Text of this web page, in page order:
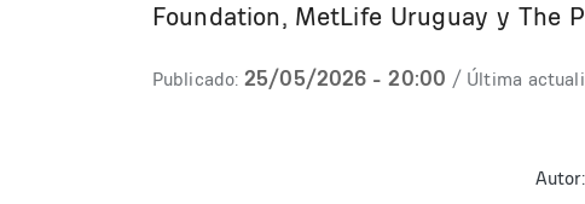
Foundation, MetLife Uruguay y The
Publicado: 25/05/2026 - 20:00 / Última
Autor: